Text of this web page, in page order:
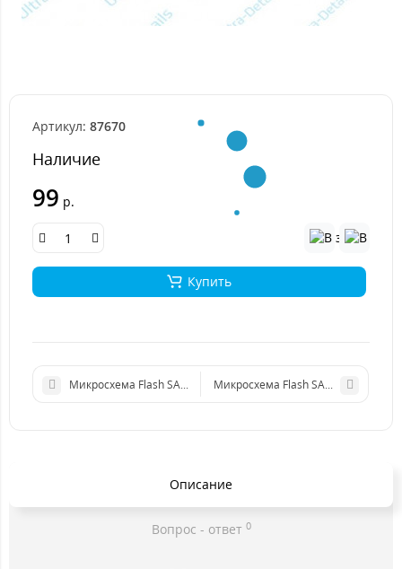
Артикул: 87670
Наличие
99 р.
Купить
Микросхема Flash SAMSUNG KMQ8X000SA-B414
Микросхема Flash SAMSUNG
Описание
Вопрос - ответ 0